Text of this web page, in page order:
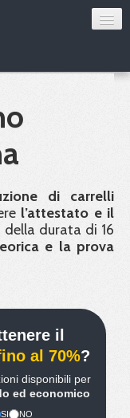
sanitaria
di carrelli
l’attestato e il
della durata di 16
e la prova
il
al 70%?
disponibili per
ed economico
SI NO